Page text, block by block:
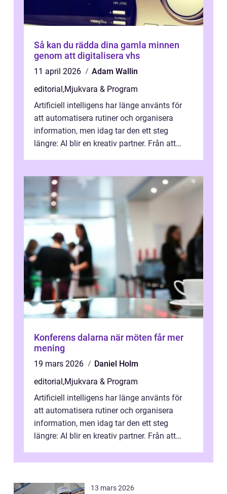
Så kan du rädda dina gamla minnen
genom att digitalisera vhs
11 april 2026
Adam Wallin
editorial ,Mjukvara & Program
Artificiell intelligens har länge använts för
att automatisera rutiner och organisera
information, men idag tar den ett steg
längre: AI blir en kreativ partner. Från att
Konferens dalarna när möten får mer
mening
19 mars 2026
Daniel Holm
editorial ,Mjukvara & Program
Artificiell intelligens har länge använts för
att automatisera rutiner och organisera
information, men idag tar den ett steg
längre: AI blir en kreativ partner. Från att
13 mars 2026